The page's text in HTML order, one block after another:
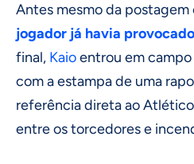
Antes mesmo da postagem
jogador já havia provocado
final, Kaioentrou em
com a estampa de uma
referência direta ao
entre os torcedores e